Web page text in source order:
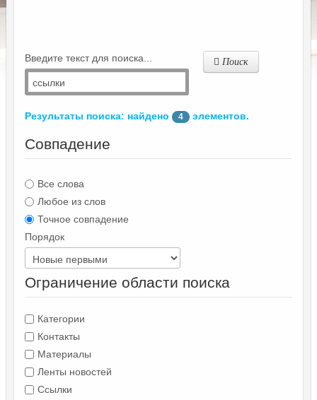
Введите текст для поиска... Поиск
Результаты поиска: найдено 4 элементов.
Совпадение
Все слова
Любое из слов
Точное совпадение
Порядок
Ограничение области поиска
Категории
Контакты
Материалы
Ленты новостей
Ссылки